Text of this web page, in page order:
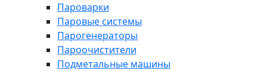
Пароварки
Паровые системы
Парогенераторы
Пароочистители
Подметальные машины